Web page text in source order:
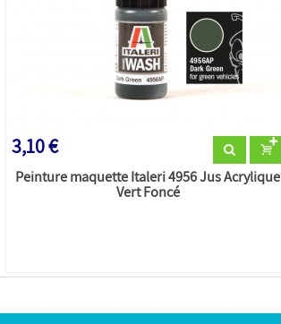
3,10 €
Peinture maquette Italeri 4956 Jus Acrylique
Vert Foncé